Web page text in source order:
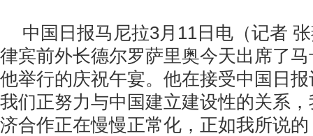
中国日报马尼拉3月11日电（记者
律宾前外长德尔罗萨里奥今天出席了
他举行的庆祝午宴。他在接受中国日
我们正努力与中国建立建设性的关系
济合作正在慢慢正常化，正如我所说